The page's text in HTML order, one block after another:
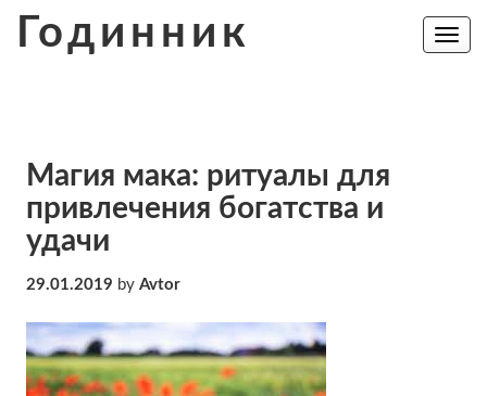
Годинник
Toggle
Магия мака: ритуалы для
привлечения богатства и
удачи
29.01.2019 by Avtor